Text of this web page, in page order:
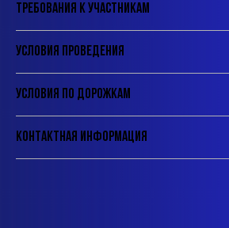
Требования к участникам
Условия проведения
Условия по дорожкам
Контактная информация